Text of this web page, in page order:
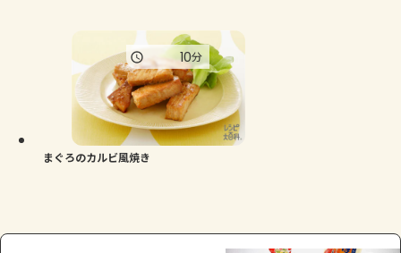
トーク
よくあるお問い合わせ
お買い物
まぐろのカルビ風焼き
10分